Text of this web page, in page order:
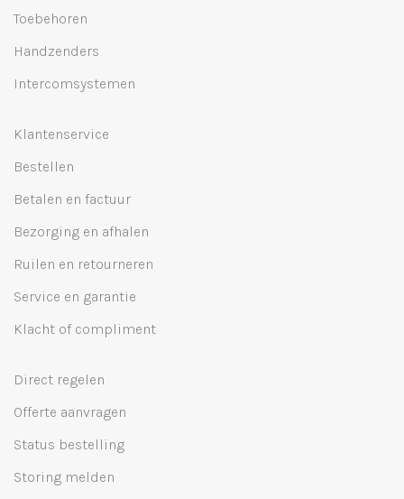
Toebehoren
Handzenders
Intercomsystemen
Klantenservice
Bestellen
Betalen en factuur
Bezorging en afhalen
Ruilen en retourneren
Service en garantie
Klacht of compliment
Direct regelen
Offerte aanvragen
Status bestelling
Storing melden